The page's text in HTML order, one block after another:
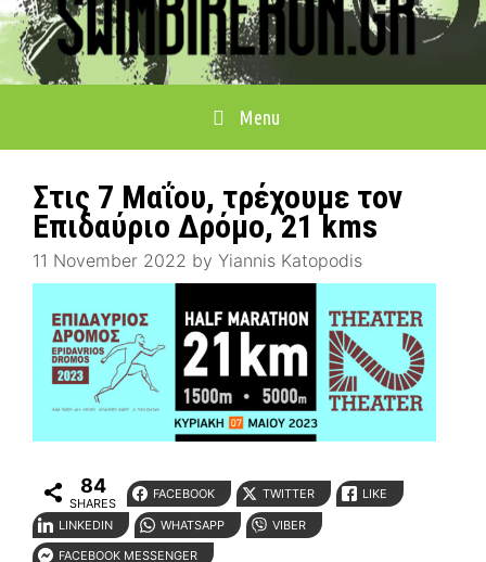
Menu
Στις 7 Μαΐου, τρέχουμε τον
Επιδαύριο Δρόμο, 21 kms
11 November 2022 by Yiannis Katopodis
84
SHARES
FACEBOOK TWITTER LIKE
LINKEDIN WHATSAPP
VIBER
FACEBOOK MESSENGER